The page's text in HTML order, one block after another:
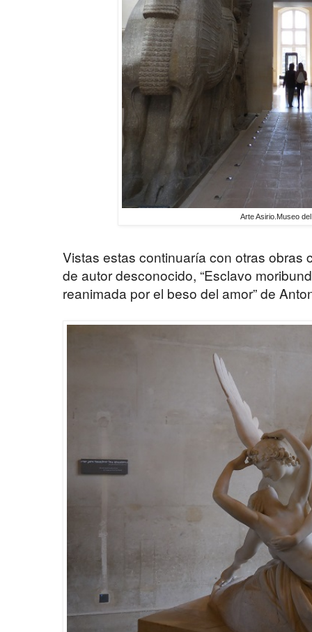
Arte Asirio.Museo
Vistas estas continuaría con otras obras
de autor desconocido, “Esclavo
reanimada por el beso del amor” de